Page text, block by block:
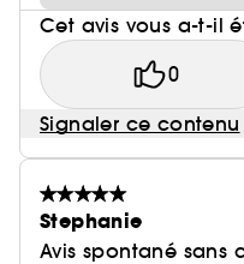
Cet avis vous a-t-il
0
Signaler ce contenu
Stephanie
Avis spontané